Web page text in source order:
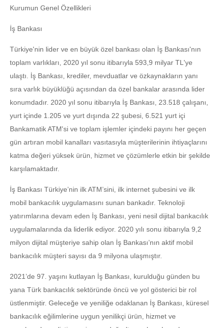
Kurumun Genel Özellikleri
İş Bankası
Türkiye'nin lider ve en büyük özel bankası olan İş Bankası'nın
toplam varlıkları, 2020 yıl sonu itibarıyla 593,9 milyar TL'ye
ulaştı. İş Bankası, krediler, mevduatlar ve özkaynakların yanı
sıra varlık büyüklüğü açısından da özel bankalar arasında lider
konumdadır. 2020 yıl sonu itibarıyla İş Bankası, 23.518 çalışanı,
yurt içinde 1.205 ve yurt dışında 22 şubesi, 6.521 yurt içi
Bankamatik ATM'si ve toplam işlemler içindeki payını her geçen
gün artıran mobil kanalları vasıtasıyla müşterilerinin ihtiyaçlarını
katma değeri yüksek ürün, hizmet ve çözümlerle etkin bir şekilde
karşılamaktadır.
İş Bankası Türkiye’nin ilk ATM’sini, ilk internet şubesini ve ilk
mobil bankacılık uygulamasını sunan bankadır. Teknoloji
yatırımlarına devam eden İş Bankası, yeni nesil dijital bankacılık
uygulamalarında da liderlik ediyor. 2020 yılı sonu itibarıyla 9,2
milyon dijital müşteriye sahip olan İş Bankası’nın aktif mobil
bankacılık müşteri sayısı da 9 milyona ulaşmıştır.
2021’de 97. yaşını kutlayan İş Bankası, kurulduğu günden bu
yana Türk bankacılık sektöründe öncü ve yol gösterici bir rol
üstlenmiştir. Geleceğe ve yeniliğe odaklanan İş Bankası, küresel
bankacılık eğilimlerine uygun yenilikçi ürün, hizmet ve